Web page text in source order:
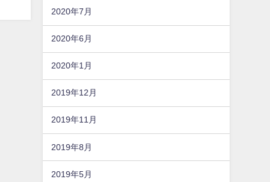
2020年7月
2020年6月
2020年1月
2019年12月
2019年11月
2019年8月
2019年5月